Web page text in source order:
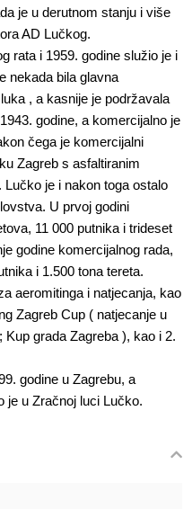
je u derutnom stanju i više
AD Lučkog.
rata i 1959. godine služio je i
nekada bila glavna
, a kasnije je podržavala
godine, a komercijalno je
čega je komercijalni
Zagreb s asfaltiranim
je i nakon toga ostalo
U prvoj godini
11 000 putnika i trideset
godine komercijalnog rada,
i 1.500 tona tereta.
aeromitinga i natjecanja, kao
Zagreb Cup ( natjecanje u
grada Zagreba ), kao i 2.
godine u Zagrebu, a
je u Zračnoj luci Lučko.